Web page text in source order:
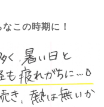
この時期に！